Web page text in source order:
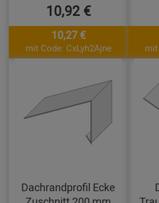
10,92 €
10,27 €
mit Code: CxLyh2Ajne mit
Dachrandprofil Ecke